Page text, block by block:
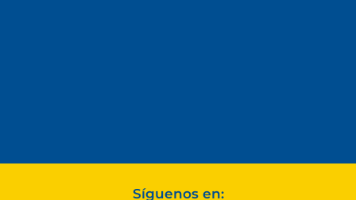
Síguenos en: